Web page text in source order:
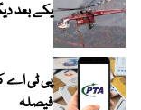
یکے بعد دیگرے 2 ہیلی کاپٹر گر کر
پی ٹی اے
فیصلہ